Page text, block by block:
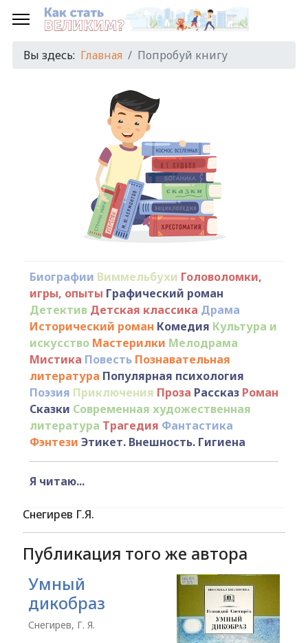
Вы здесь: Главная Попробуй книгу
Биографии Виммельбухи Головоломки,
игры, опыты Графический роман
Детектив Детская классика Драма
Исторический роман Комедия Культура и
искусство Мастерилки Мелодрама
Мистика Повесть Познавательная
литература Популярная психология
Поэзия Приключения Проза Рассказ Роман
Сказки Современная художественная
литература Трагедия Фантастика
Фэнтези Этикет. Внешность. Гигиена
Я читаю...
Снегирев Г.Я.
Публикация того же автора
Умный
дикобраз
Снегирев, Г. Я.